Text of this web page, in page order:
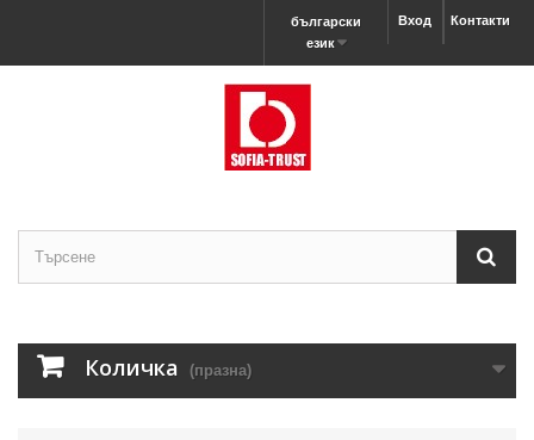
Контакти
Вход
български
език
Количка (празна)